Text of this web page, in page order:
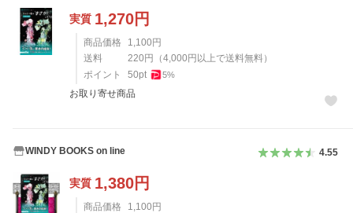
実質 1,270円
商品価格 1,100 円
送料
220 円 （4,000 円以上で送料無料）
ポイント
50pt 5%
お取り寄せ商品
WINDY BOOKS on line 4.55
実質 1,380円
商品価格 1,100 円